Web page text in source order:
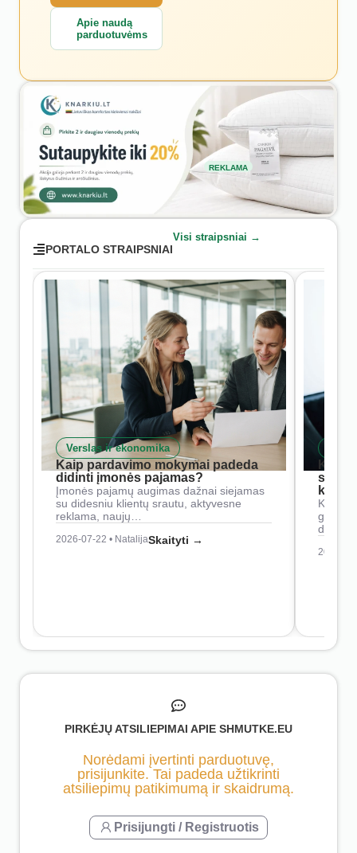
Apie naudą
parduotuvėms
REKLAMA
PORTALO STRAIPSNIAI
Visi straipsniai →
Verslas ir ekonomika
Kaip pardavimo mokymai padeda
didinti įmonės pajamas?
Įmonės pajamų augimas dažnai siejamas
su didesniu klientų srautu, aktyvesne
reklama, naujų…
2026-07-22 • NatalijaSkaityti →
Kaip
2026-
PIRKĖJŲ ATSILIEPIMAI APIE SHMUTKE.EU
Norėdami įvertinti parduotuvę,
prisijunkite. Tai padeda užtikrinti
atsiliepimų patikimumą ir skaidrumą.
Prisijungti / Registruotis